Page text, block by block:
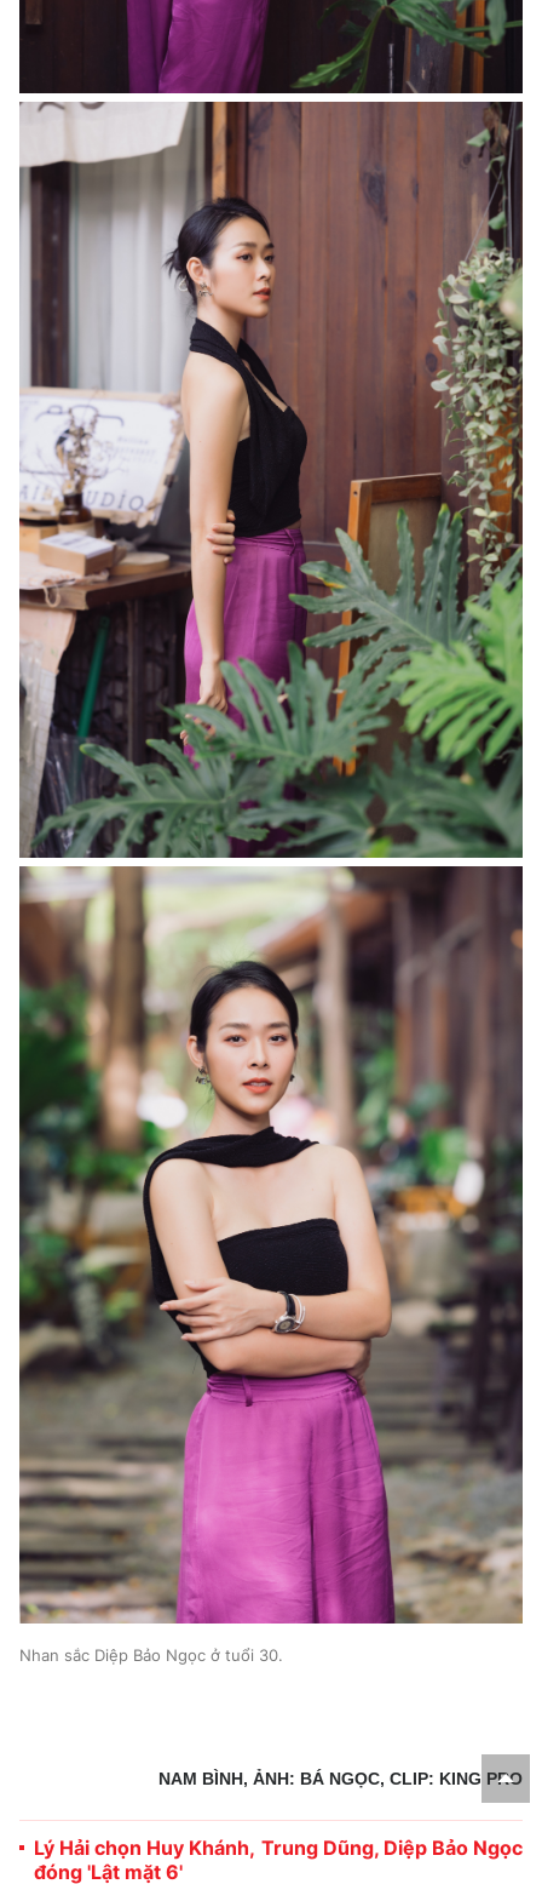
Nhan sắc Diệp Bảo Ngọc ở tuổi 30.
NAM BÌNH, ẢNH: BÁ NGỌC, CLIP: KING PRO
Lý Hải chọn Huy Khánh, Trung Dũng, Diệp Bảo Ngọc
đóng 'Lật mặt 6'